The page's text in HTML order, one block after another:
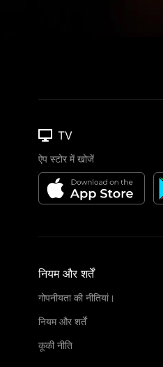
TV
ऐप स्टोर में खोजें
नियम और शर्तें
गोपनीयता की नीतियां।
नियम और शर्तें
कूकी नीति